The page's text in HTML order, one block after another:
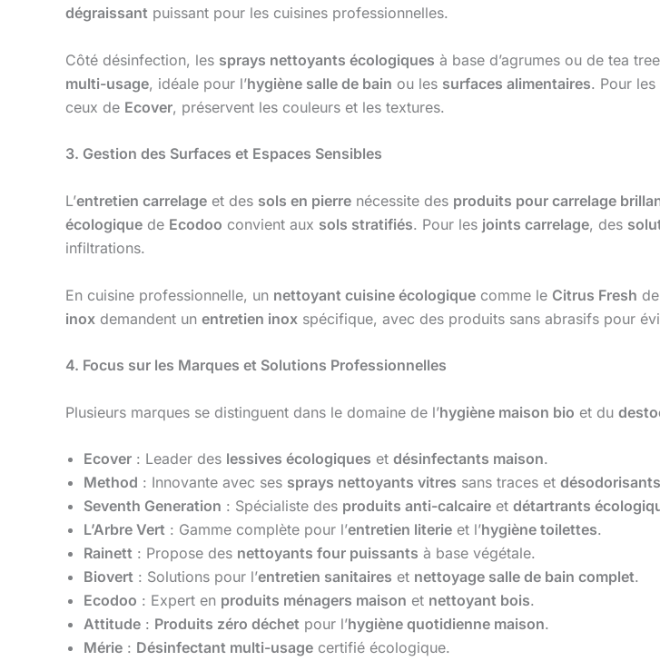
dégraissant puissant pour les cuisines professionnelles.
Côté désinfection, les sprays nettoyants écologiques à base d’agrumes ou de tea
multi-usage, idéale pour l’hygiène salle de bain ou les surfaces alimentaires. Pour les
ceux de Ecover, préservent les couleurs et les textures.
3. Gestion des Surfaces et Espaces Sensibles
L’entretien carrelage et des sols en pierre nécessite des produits pour carrelage
écologique de Ecodoo convient aux sols stratifiés. Pour les joints carrelage, des
infiltrations.
En cuisine professionnelle, un nettoyant cuisine écologique comme le Citrus Fresh de
inox demandent un entretien inox spécifique, avec des produits sans abrasifs pour
4. Focus sur les Marques et Solutions Professionnelles
Plusieurs marques se distinguent dans le domaine de l’hygiène maison bio et du
Ecover : Leader des lessives écologiques et désinfectants maison.
Method : Innovante avec ses sprays nettoyants vitres sans traces et
Seventh Generation : Spécialiste des produits anti-calcaire et détartrants
L’Arbre Vert : Gamme complète pour l’entretien literie et l’hygiène toilettes.
Rainett : Propose des nettoyants four puissants à base végétale.
Biovert : Solutions pour l’entretien sanitaires et nettoyage salle de bain complet.
Ecodoo : Expert en produits ménagers maison et nettoyant bois.
Attitude : Produits zéro déchet pour l’hygiène quotidienne maison.
Mérie : Désinfectant multi-usage certifié écologique.